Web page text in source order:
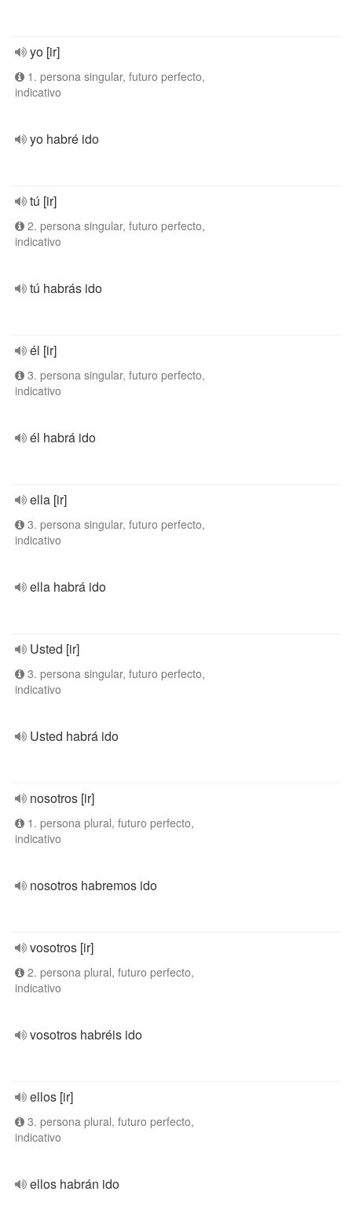
yo [ir]
1. persona singular, futuro perfecto,
indicativo
yo habré ido
tú [ir]
2. persona singular, futuro perfecto,
indicativo
tú habrás ido
él [ir]
3. persona singular, futuro perfecto,
indicativo
él habrá ido
ella [ir]
3. persona singular, futuro perfecto,
indicativo
ella habrá ido
Usted [ir]
3. persona singular, futuro perfecto,
indicativo
Usted habrá ido
nosotros [ir]
1. persona plural, futuro perfecto,
indicativo
nosotros habremos ido
vosotros [ir]
2. persona plural, futuro perfecto,
indicativo
vosotros habréis ido
ellos [ir]
3. persona plural, futuro perfecto,
indicativo
ellos habrán ido